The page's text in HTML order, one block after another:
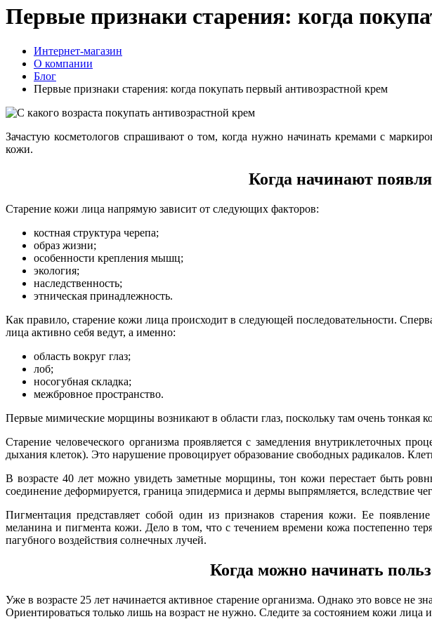
Первые признаки старения: когда
Интернет-магазин
О компании
Блог
Первые признаки старения: когда покупать первый антивозрастной крем
Зачастую косметологов спрашивают о том, когда нужно начинать кремами с
кожи.
Когда начинают
Старение кожи лица напрямую зависит от следующих факторов:
костная структура черепа;
образ жизни;
особенности крепления мышц;
экология;
наследственность;
этническая принадлежность.
Как правило, старение кожи лица происходит в следующей последовательности.
лица активно себя ведут, а именно:
область вокруг глаз;
лоб;
носогубная складка;
межбровное пространство.
Первые мимические морщины возникают в области глаз, поскольку там очень
Старение человеческого организма проявляется с замедления внутриклеточных
дыхания клеток). Это нарушение провоцирует образование свободных радикалов.
В возрасте 40 лет можно увидеть заметные морщины, тон кожи перестает быть
соединение деформируется, граница эпидермиса и дермы выпрямляется, вследствие
Пигментация представляет собой один из признаков старения кожи. Ее
меланина и пигмента кожи. Дело в том, что с течением времени кожа постепенно
пагубного воздействия солнечных лучей.
Когда можно начинать
Уже в возрасте 25 лет начинается активное старение организма. Однако это вовсе
Ориентироваться только лишь на возраст не нужно. Следите за состоянием кожи лица